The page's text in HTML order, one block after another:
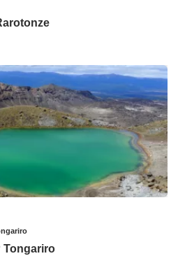
Tongariro